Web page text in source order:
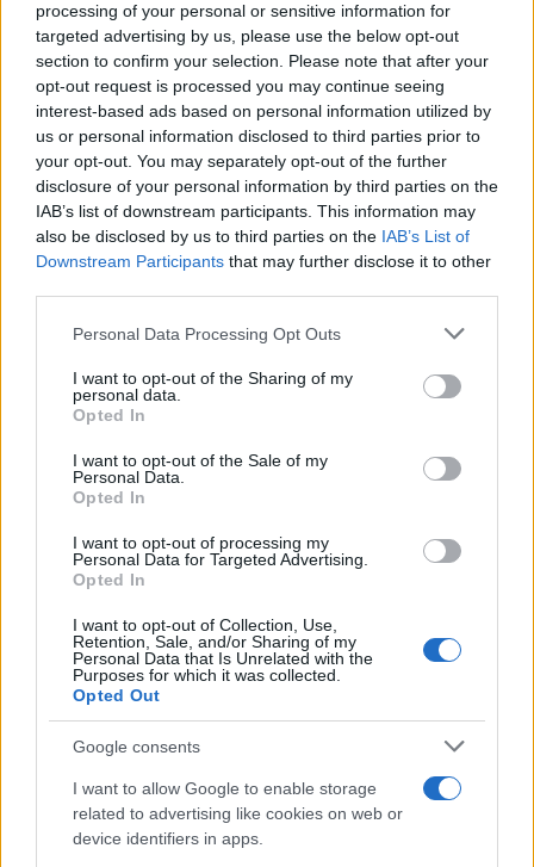
processing of your personal or sensitive information for
targeted advertising by us, please use the below opt-out
section to confirm your selection. Please note that after your
opt-out request is processed you may continue seeing
interest-based ads based on personal information utilized by
us or personal information disclosed to third parties prior to
your opt-out. You may separately opt-out of the further
disclosure of your personal information by third parties on the
IAB’s list of downstream participants. This information may
also be disclosed by us to third parties on the IAB’s List of
Downstream Participants that may further disclose it to other
Please note that this website/app uses one or more Google
not limited to your visit or usage behaviour. You may click to
grant or deny consent to Google and its third-party tags to
use your data for below specified purposes in below Google
consent section.
Personal Data Processing Opt Outs
I want to opt-out of the Sharing of my
personal data.
Opted In
I want to opt-out of the Sale of my
Personal Data.
Opted In
I want to opt-out of processing my
Personal Data for Targeted Advertising.
Opted In
I want to opt-out of Collection, Use,
Retention, Sale, and/or Sharing of my
Personal Data that Is Unrelated with the
Purposes for which it was collected.
Opted Out
Google consents
I want to allow Google to enable storage
related to advertising like cookies on web or
device identifiers in apps.
nella cura dei capelli. Con un semplice gesto, è
possibile trasformare la propria routine in un rituale
di bellezza e benessere, assicurando a ogni chioma
la salute e la luminosità che merita, anche nei
periodi più critici.
AUTORE